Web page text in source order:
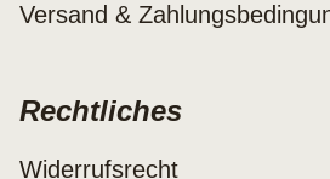
Versand &
Rechtliches
Widerrufsrecht